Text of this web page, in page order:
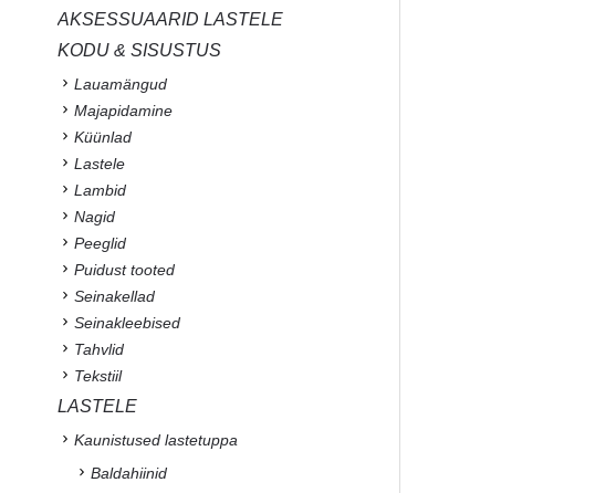
AKSESSUAARID LASTELE
KODU & SISUSTUS
Lauamängud
Majapidamine
Küünlad
Lastele
Lambid
Nagid
Peeglid
Puidust tooted
Seinakellad
Seinakleebised
Tahvlid
Tekstiil
LASTELE
Kaunistused lastetuppa
Baldahiinid